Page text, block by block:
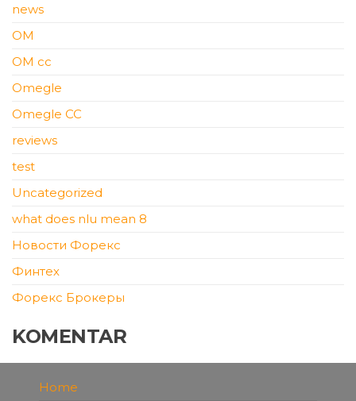
news
OM
OM cc
Omegle
Omegle CC
reviews
test
Uncategorized
what does nlu mean 8
Новости Форекс
Финтех
Форекс Брокеры
KOMENTAR
Home